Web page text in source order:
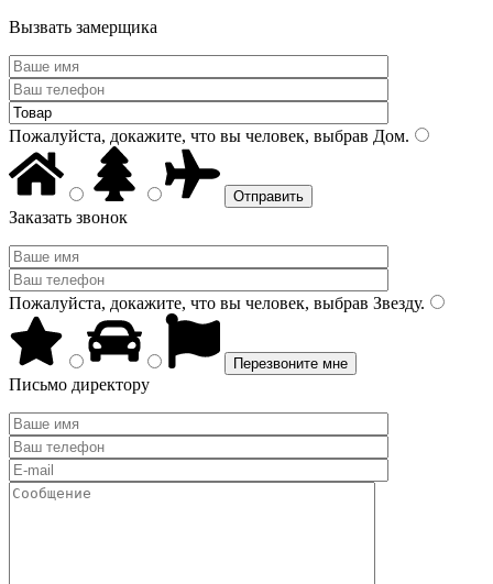
Вызвать замерщика
Пожалуйста, докажите, что вы человек, выбрав Дом.
Заказать звонок
Пожалуйста, докажите, что вы человек, выбрав Звезду.
Письмо директору